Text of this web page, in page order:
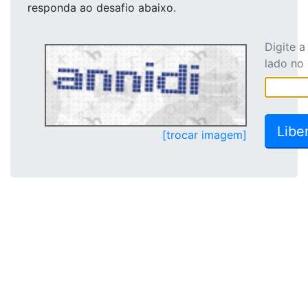
responda ao desafio abaixo.
[trocar imagem]
Digite
lado no